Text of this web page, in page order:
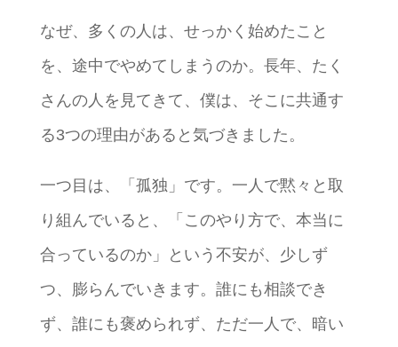
なぜ、多くの人は、せっかく始めたこと
を、途中でやめてしまうのか。長年、たく
さんの人を見てきて、僕は、そこに共通す
る3つの理由があると気づきました。
一つ目は、「孤独」です。一人で黙々と取
り組んでいると、「このやり方で、本当に
合っているのか」という不安が、少しず
つ、膨らんでいきます。誰にも相談でき
ず、誰にも褒められず、ただ一人で、暗い